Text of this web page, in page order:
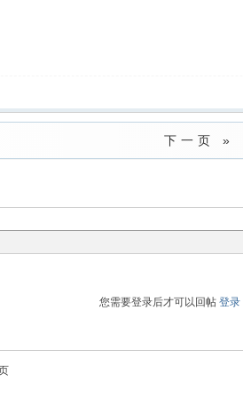
下一页 »
您需要登录后才可以回帖 登录|